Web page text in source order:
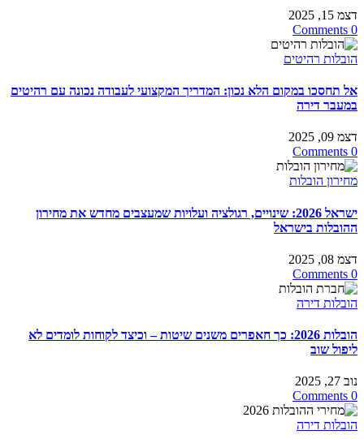
דצמ 15, 2025
0 Comments
הובלות רהיטים
אל תחסכו במקום הלא נכון: המדריך המקצועי לעבודה נכונה עם רהיטים
במעבר דירה
דצמ 09, 2025
0 Comments
מחירון הובלות
ישראל 2026: שינויים, רגולציה ועלויות שמעצבים מחדש את מחירון
ההובלות בישראל
דצמ 08, 2025
0 Comments
הובלות דירה
הובלות 2026: כך חאפרים משנים שיטות – וכיצד לקוחות לומדים לא
ליפול שוב
נוב 27, 2025
0 Comments
הובלות דירה